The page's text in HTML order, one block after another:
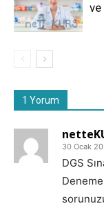
ve
1 Yorum
30 Ocak
DGS